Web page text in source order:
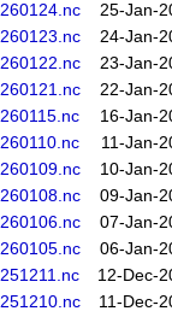
25-Jan-
24-Jan-
23-Jan-
22-Jan-
16-Jan-
11-Jan-
10-Jan-
09-Jan-
07-Jan-
06-Jan-
12-Dec-
11-Dec-